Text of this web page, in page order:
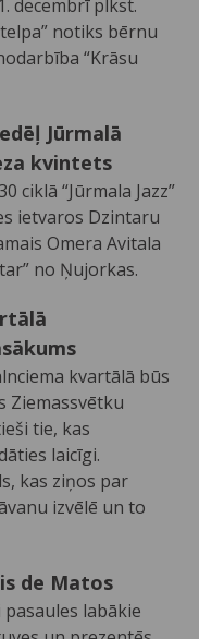
decembrī plkst.
notiks bērnu
“Krāsu
Jūrmalā
kvintets
ciklā “Jūrmala Jazz”
ietvaros Dzintaru
Omera Avitala
no Ņujorkas.
kvartālā būs
Ziemassvētku
tie, kas
laicīgi.
kas ziņos par
izvēlē un to
de Matos
pasaules labākie